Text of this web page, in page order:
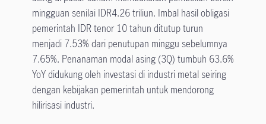
mingguan senilai IDR4.26 triliun. Imbal hasil obligasi
pemerintah IDR tenor 10 tahun ditutup turun
menjadi 7.53% dari penutupan minggu sebelumnya
7.65%. Penanaman modal asing (3Q) tumbuh 63.6%
YoY didukung oleh investasi di industri metal seiring
dengan kebijakan pemerintah untuk mendorong
hilirisasi industri.